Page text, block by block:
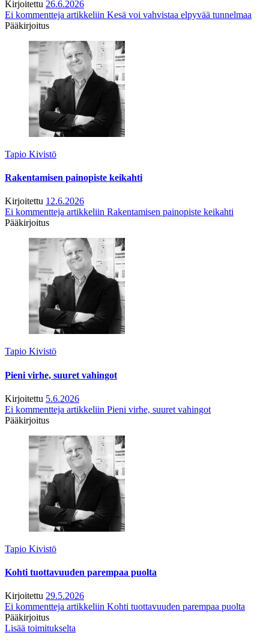
Kirjoitettu 26.6.2026
Ei kommentteja artikkeliin Kesä voi vahvistaa elpyvää tunnelmaa
Pääkirjoitus
Tapio Kivistö
Rakentamisen painopiste keikahti
Kirjoitettu 12.6.2026
Ei kommentteja artikkeliin Rakentamisen painopiste keikahti
Pääkirjoitus
Tapio Kivistö
Pieni virhe, suuret vahingot
Kirjoitettu 5.6.2026
Ei kommentteja artikkeliin Pieni virhe, suuret vahingot
Pääkirjoitus
Tapio Kivistö
Kohti tuottavuuden parempaa puolta
Kirjoitettu 29.5.2026
Ei kommentteja artikkeliin Kohti tuottavuuden parempaa puolta
Pääkirjoitus
Lisää toimitukselta